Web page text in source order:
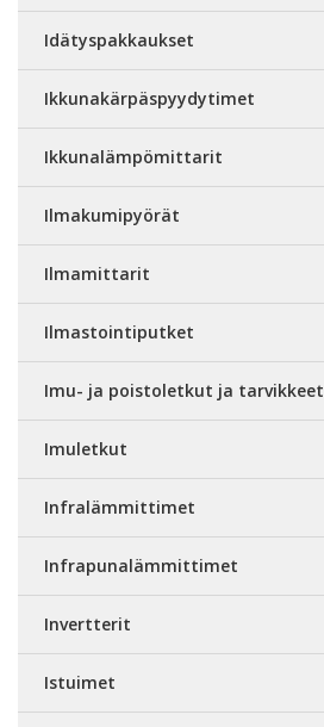
Idätyspakkaukset
Ikkunakärpäspyydytimet
Ikkunalämpömittarit
Ilmakumipyörät
Ilmamittarit
Ilmastointiputket
Imu- ja poistoletkut ja tarvikkeet
Imuletkut
Infralämmittimet
Infrapunalämmittimet
Invertterit
Istuimet